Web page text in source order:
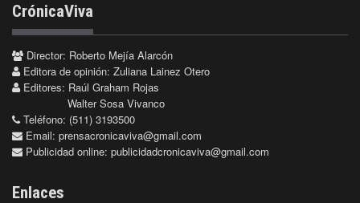
CrónicaViva
Director: Roberto Mejía Alarcón
Editora de opinión: Zuliana Lainez Otero
Editores: Raúl Graham Rojas
Walter Sosa Vivanco
Teléfono: (511) 3193500
Email: prensacronicaviva@gmail.com
Publicidad online: publicidadcronicaviva@gmail.com
Enlaces